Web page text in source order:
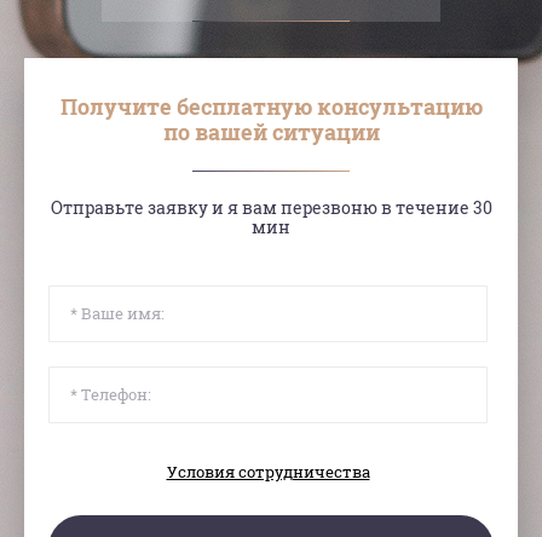
Получите бесплатную консультацию
по вашей ситуации
Отправьте заявку и я вам перезвоню в течение 30
мин
Условия сотрудничества